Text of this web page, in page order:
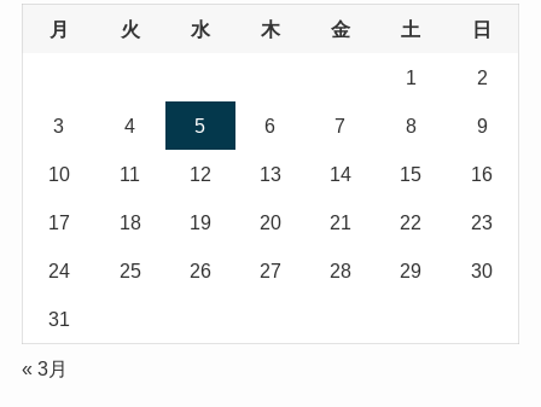
ー
月 火 水 木 金 土 日
1 2
3 4 5 6 7 8 9
10 11 12 13 14 15 16
17 18 19 20 21 22 23
24 25 26 27 28 29 30
31
« 3月